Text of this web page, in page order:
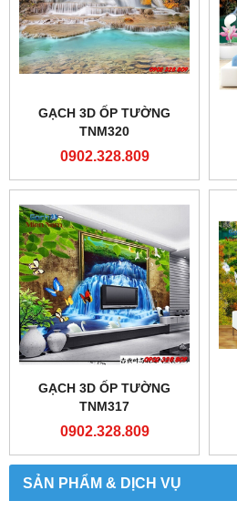
SẢN PHẨM & DỊCH VỤ
GẠCH 3D ỐP TƯỜNG
TNM320
0902.328.809
GẠCH 3D ỐP TƯỜNG
TNM317
0902.328.809